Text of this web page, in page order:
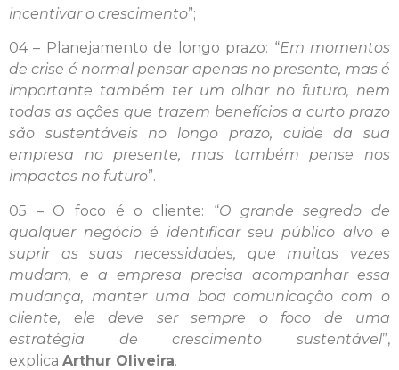
incentivar o crescimento”;
04 – Planejamento de longo prazo: “Em momentos
de crise é normal pensar apenas no presente, mas é
importante também ter um olhar no futuro, nem
todas as ações que trazem benefícios a curto prazo
são sustentáveis no longo prazo, cuide da sua
empresa no presente, mas também pense nos
impactos no futuro”.
05 – O foco é o cliente: “O grande segredo de
qualquer negócio é identificar seu público alvo e
suprir as suas necessidades, que muitas vezes
mudam, e a empresa precisa acompanhar essa
mudança, manter uma boa comunicação com o
cliente, ele deve ser sempre o foco de uma
estratégia de crescimento sustentável”,
explica Arthur Oliveira.